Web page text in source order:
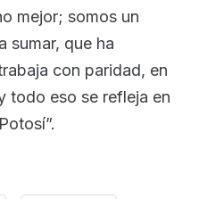
mejor; somos un
sumar, que ha
con paridad, en
todo eso se refleja en